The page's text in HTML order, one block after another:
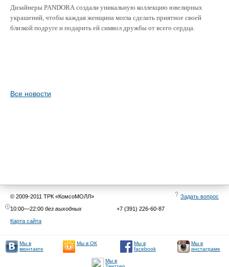
Дизайнеры PANDORA создали уникальную коллекцию ювелирных
украшений, чтобы каждая женщина могла сделать приятное своей
близкой подруге и подарить ей символ дружбы от всего сердца.
Все новости
© 2009-2011 ТРК «КомсоМОЛЛ»
Задать вопрос
10:00—22:00 без выходных
+7 (391) 226-60-87
Карта сайта
Мы в
вконтакте
Мы в ОК
Мы в
facebook
Мы в
инстаграме
Мы в